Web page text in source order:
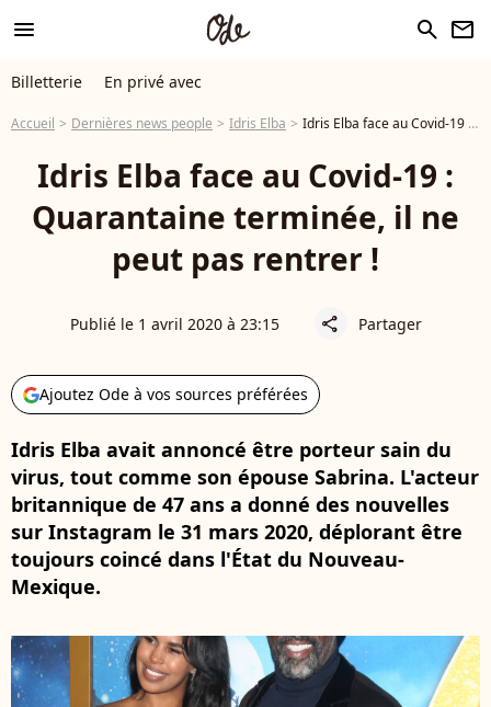
menu search newsletter
Billetterie En privé avec
Accueil Dernières news people Idris Elba Idris Elba face au Covid-19 : Quarantaine terminée, il ne peut pas rentrer !
Idris Elba face au Covid-19 :
Quarantaine terminée, il ne
peut pas rentrer !
Publié le 1 avril 2020 à 23:15 share Partager
Ajoutez Ode à vos sources préférées
Idris Elba avait annoncé être porteur sain du
virus, tout comme son épouse Sabrina. L'acteur
britannique de 47 ans a donné des nouvelles
sur Instagram le 31 mars 2020, déplorant être
toujours coincé dans l'État du Nouveau-
Mexique.